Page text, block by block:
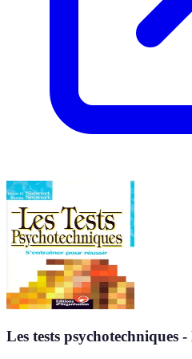
Les tests psychotechniques